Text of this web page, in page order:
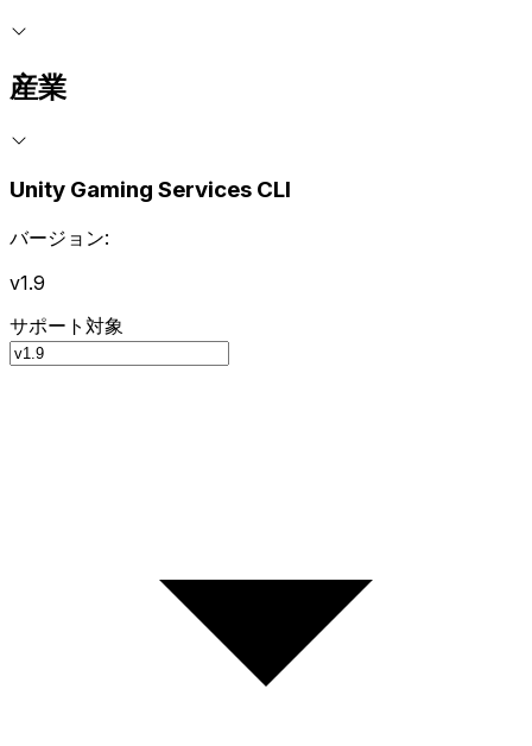
産業
Unity Gaming Services CLI
バージョン:
v1.9
サポート対象